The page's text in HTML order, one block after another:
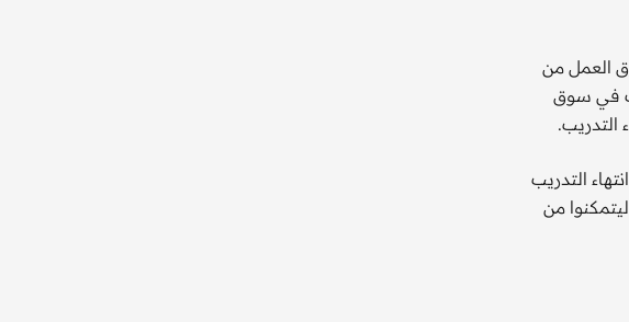
العمل من
في سوق
التدريب.
انتهاء التدريب
الخاص ليتمكنوا من